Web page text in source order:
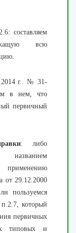
составляем
всю
г.. № 31-
в нем, что
первичный
: либо
применению
от 29.12.2000
пользуемся
который
первичных
типовых и